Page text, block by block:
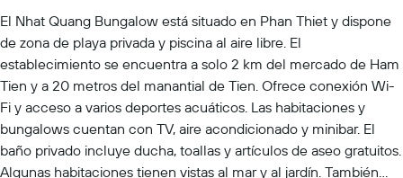
El Nhat Quang Bungalow está situado en Phan Thiet y dispone
de zona de playa privada y piscina al aire libre. El
establecimiento se encuentra a solo 2 km del mercado de Ham
Tien y a 20 metros del manantial de Tien. Ofrece conexión Wi-
Fi y acceso a varios deportes acuáticos. Las habitaciones y
bungalows cuentan con TV, aire acondicionado y minibar. El
baño privado incluye ducha, toallas y artículos de aseo gratuitos.
Algunas habitaciones tienen vistas al mar y al jardín. También